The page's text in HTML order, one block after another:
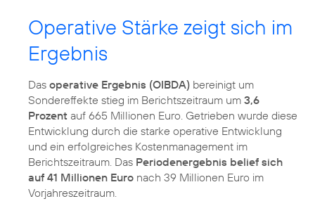
Operative Stärke zeigt sich im
Ergebnis
Das operative Ergebnis (OIBDA) bereinigt um
Sondereffekte stieg im Berichtszeitraum um 3,6
Prozent auf 665 Millionen Euro. Getrieben wurde diese
Entwicklung durch die starke operative Entwicklung
und ein erfolgreiches Kostenmanagement im
Berichtszeitraum. Das Periodenergebnis belief sich
auf 41 Millionen Euro nach 39 Millionen Euro im
Vorjahreszeitraum.